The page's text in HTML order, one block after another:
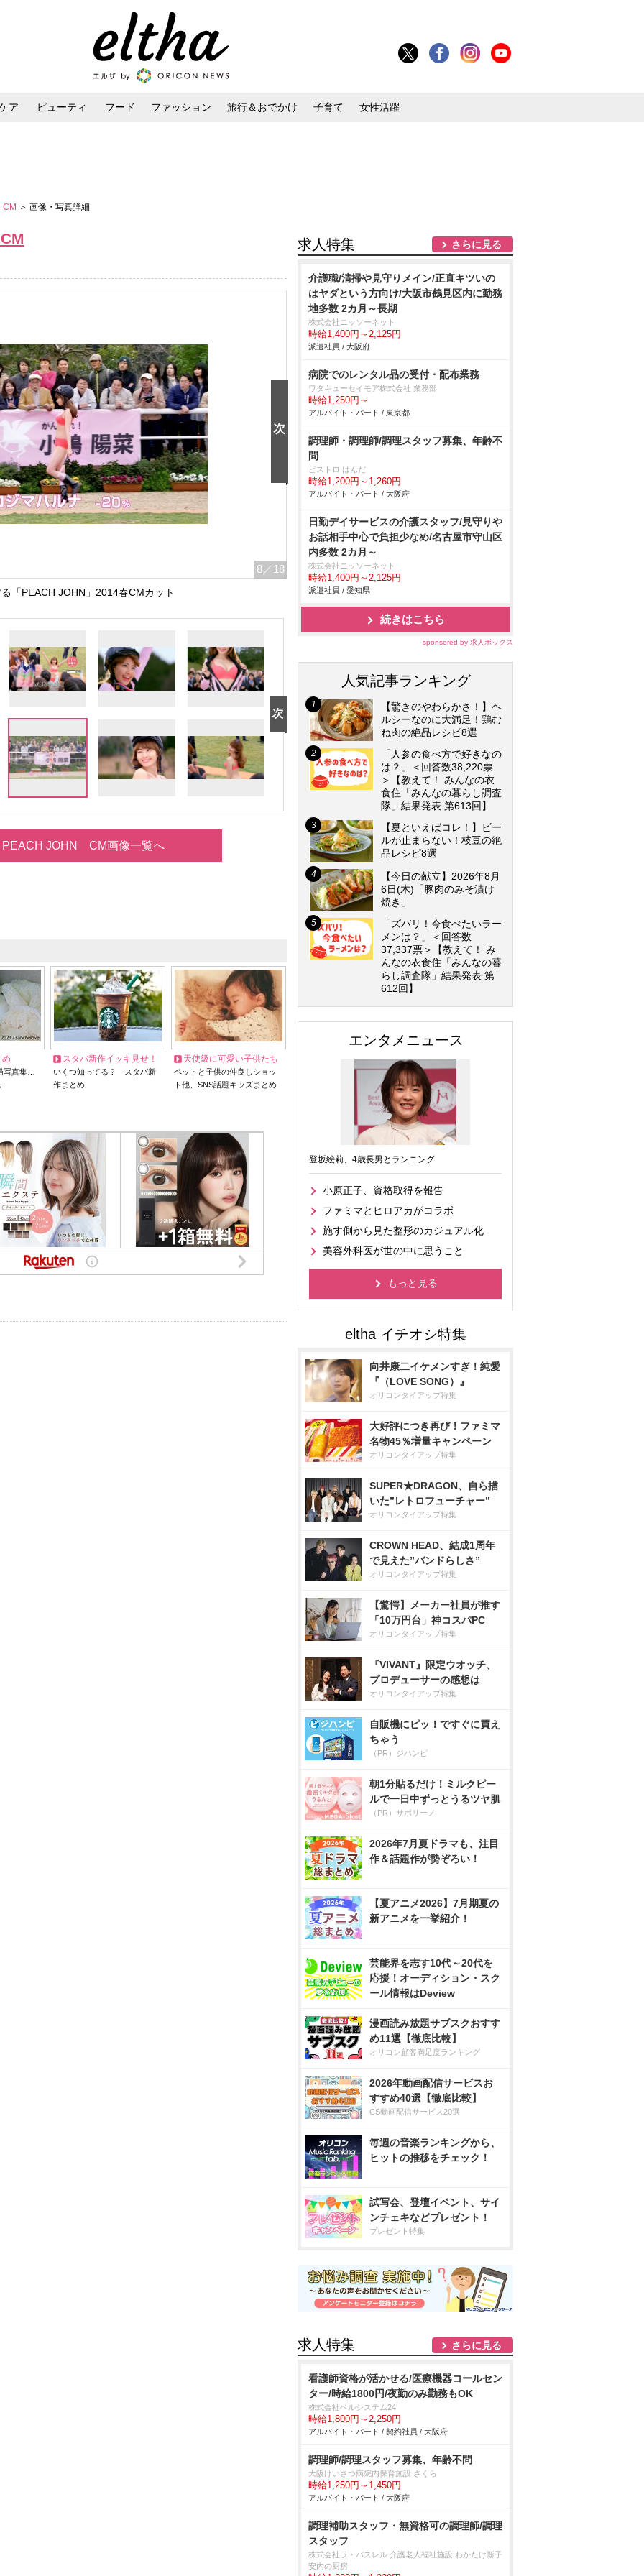
ア ビューティ フード ファッション 旅行＆おでかけ 子育て 女性活躍
＞ 画像・写真詳細
8 ／18
「PEACH JOHN」2014春CMカット
JOHN CM画像一覧へ
め
写真集…
スタバ新作イッキ見せ！
いくつ知ってる？ スタバ新
作まとめ
天使級に可愛い子供たち
ペットと子供の仲良しショッ
ト他、SNS話題キッズまとめ
求人特集 さらに見る
介護職/清掃や見守りメイン/正直キツいの
はヤダという方向け/大阪市鶴見区内に勤務
地多数 2カ月～長期
株式会社ニッソーネット
時給1,400円～2,125円
派遣社員 / 大阪府
病院でのレンタル品の受付・配布業務
ワタキューセイモア株式会社 業務部
時給1,250円～
アルバイト・パート / 東京都
調理師・調理師/調理スタッフ募集、年齢不
問
ビストロ はんだ
時給1,200円～1,260円
アルバイト・パート / 大阪府
日勤デイサービスの介護スタッフ/見守り
お話相手中心で負担少なめ/名古屋市守山区
内多数 2カ月～
株式会社ニッソーネット
時給1,400円～2,125円
派遣社員 / 愛知県
続きはこちら
sponsored by 求人ボックス
人気記事ランキング
【驚きのやわらかさ！】ヘ
ルシーなのに大満足！鶏む
ね肉の絶品レシピ8選
「人参の食べ方で好きなの
は？」＜回答数38,220票
＞【教えて！ みんなの衣
食住「みんなの暮らし調査
隊」結果発表 第613回】
【夏といえばコレ！】ビー
ルが止まらない！枝豆の絶
品レシピ8選
【今日の献立】2026年8月
6日(木)「豚肉のみそ漬け
焼き」
「ズバリ！今食べたいラー
メンは？」＜回答数
37,337票＞【教えて！ み
んなの衣食住「みんなの暮
らし調査隊」結果発表 第
612回】
エンタメニュース
登坂絵莉、4歳長男とランニング
小原正子、資格取得を報告
ファミマとヒロアカがコラボ
施す側から見た整形のカジュアル化
美容外科医が世の中に思うこと
もっと見る
向井康二イケメンすぎ！純愛
『（LOVE SONG）』
オリコンタイアップ特集
大好評につき再び！ファミマ
名物45％増量キャンペーン
オリコンタイアップ特集
SUPER★DRAGON、自ら描
いた”レトロフューチャー”
オリコンタイアップ特集
CROWN HEAD、結成1周年
で見えた”バンドらしさ”
オリコンタイアップ特集
【驚愕】メーカー社員が推す
「10万円台」神コスパPC
オリコンタイアップ特集
『VIVANT』限定ウオッチ、
プロデューサーの感想は
オリコンタイアップ特集
自販機にピッ！ですぐに買え
ちゃう
（PR）ジハンピ
朝1分貼るだけ！ミルクピー
ルで一日中ずっとうるツヤ肌
（PR）サボリーノ
2026年7月夏ドラマも、注目
作＆話題作が勢ぞろい！
【夏アニメ2026】7月期夏の
新アニメを一挙紹介！
芸能界を志す10代～20代を
応援！オーディション・スク
ール情報はDeview
漫画読み放題サブスクおすす
め11選【徹底比較】
オリコン顧客満足度ランキング
2026年動画配信サービスお
すすめ40選【徹底比較】
CS動画配信サービス20選
毎週の音楽ランキングから、
ヒットの推移をチェック！
試写会、登壇イベント、サイ
ンチェキなどプレゼント！
プレゼント特集
求人特集 さらに見る
看護師資格が活かせる/医療機器コールセン
ター/時給1800円/夜勤のみ勤務もOK
株式会社ベルシステム24
時給1,800円～2,250円
アルバイト・パート / 契約社員 / 大阪府
調理師/調理スタッフ募集、年齢不問
大阪けいさつ病院内保育施設 さくら
時給1,250円～1,450円
アルバイト・パート / 大阪府
調理補助スタッフ・無資格可の調理師/調理
スタッフ
株式会社ラ・パスレル 介護老人福祉施設 わかたけ新子
安内の厨房